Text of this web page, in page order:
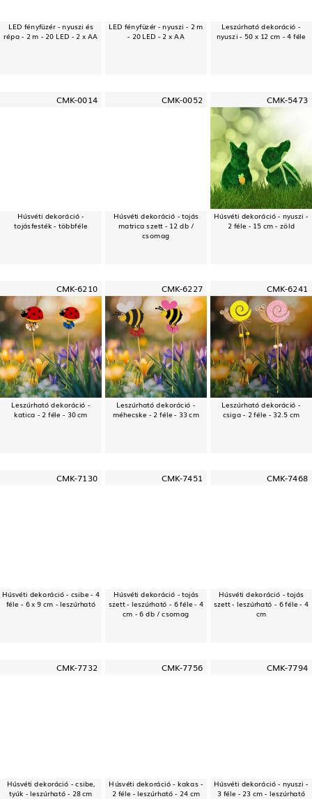
LED fényfüzér - nyuszi és
répa - 2 m - 20 LED - 2 x AA
LED fényfüzér - nyuszi - 2 m
- 20 LED - 2 x AA
Leszúrható dekoráció -
nyuszi - 50 x 12 cm - 4 féle
CMK-0014
Húsvéti dekoráció -
tojásfesték - többféle
CMK-0052
Húsvéti dekoráció - tojás
matrica szett - 12 db /
csomag
CMK-5473
Húsvéti dekoráció - nyuszi -
2 féle - 15 cm - zöld
CMK-6210
Leszúrható dekoráció -
katica - 2 féle - 30 cm
CMK-6227
Leszúrható dekoráció -
méhecske - 2 féle - 33 cm
CMK-6241
Leszúrható dekoráció -
csiga - 2 féle - 32.5 cm
CMK-7130
Húsvéti dekoráció - csibe - 4
féle - 6 x 9 cm - leszúrható
CMK-7451
Húsvéti dekoráció - tojás
szett - leszúrható - 6 féle - 4
cm - 6 db / csomag
CMK-7468
Húsvéti dekoráció - tojás
szett - leszúrható - 6 féle - 4
cm
CMK-7732
Húsvéti dekoráció - csibe,
tyúk - leszúrható - 28 cm
CMK-7756
Húsvéti dekoráció - kakas -
2 féle - leszúrható - 24 cm
CMK-7794
Húsvéti dekoráció - nyuszi -
3 féle - 23 cm - leszúrható